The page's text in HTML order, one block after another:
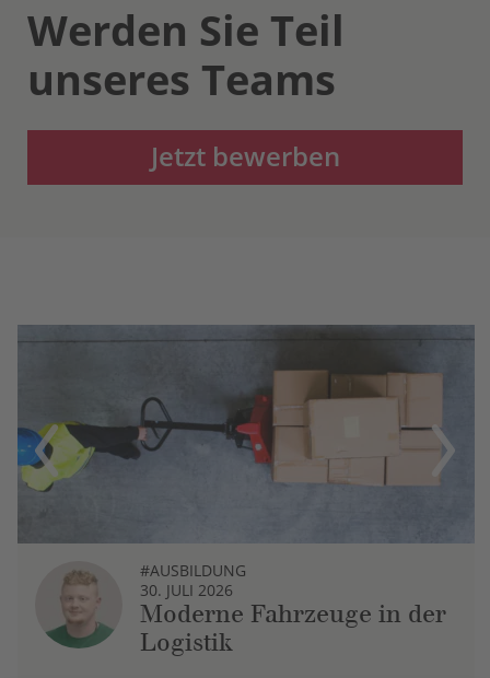
Werden Sie Teil
unseres Teams
Jetzt bewerben
Previous
#AUSBILDUNG
30. JULI 2026
Moderne Fahrzeuge in der
Logistik
Next